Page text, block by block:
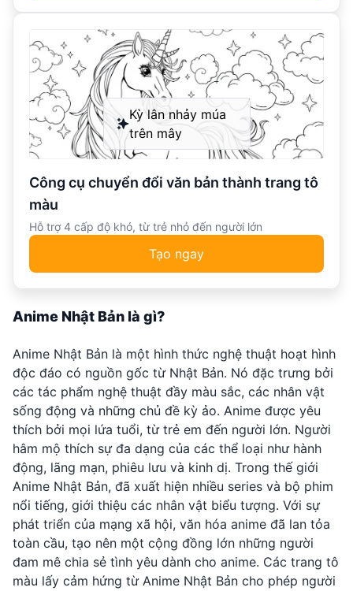
Kỳ lân nhảy múa
trên mây
Công cụ chuyển đổi văn bản thành trang tô
màu
Hỗ trợ 4 cấp độ khó, từ trẻ nhỏ đến người lớn
Tạo ngay
Anime Nhật Bản là gì?
Anime Nhật Bản là một hình thức nghệ thuật hoạt hình
độc đáo có nguồn gốc từ Nhật Bản. Nó đặc trưng bởi
các tác phẩm nghệ thuật đầy màu sắc, các nhân vật
sống động và những chủ đề kỳ ảo. Anime được yêu
thích bởi mọi lứa tuổi, từ trẻ em đến người lớn. Người
hâm mộ thích sự đa dạng của các thể loại như hành
động, lãng mạn, phiêu lưu và kinh dị. Trong thế giới
Anime Nhật Bản, đã xuất hiện nhiều series và bộ phim
nổi tiếng, giới thiệu các nhân vật biểu tượng. Với sự
phát triển của mạng xã hội, văn hóa anime đã lan tỏa
toàn cầu, tạo nên một cộng đồng lớn những người
đam mê chia sẻ tình yêu dành cho anime. Các trang tô
màu lấy cảm hứng từ Anime Nhật Bản cho phép người